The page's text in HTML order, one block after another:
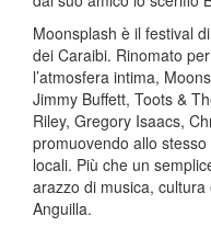
Moonsplash è il festival
dei Caraibi. Rinomato
l’atmosfera intima,
Jimmy Buffett, Toots &
Riley, Gregory Isaacs,
promuovendo allo
locali. Più che un
arazzo di musica,
Anguilla.